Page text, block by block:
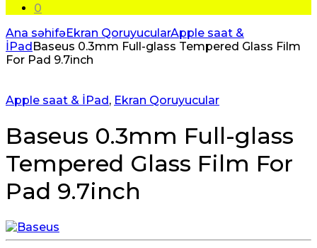
0
Ana səhifəEkran QoruyucularApple saat &
İPadBaseus 0.3mm Full-glass Tempered Glass Film
For Pad 9.7inch
Apple saat & İPad, Ekran Qoruyucular
Baseus 0.3mm Full-glass
Tempered Glass Film For
Pad 9.7inch